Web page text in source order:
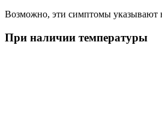
Возможно, эти симптомы указывают
При наличии температуры